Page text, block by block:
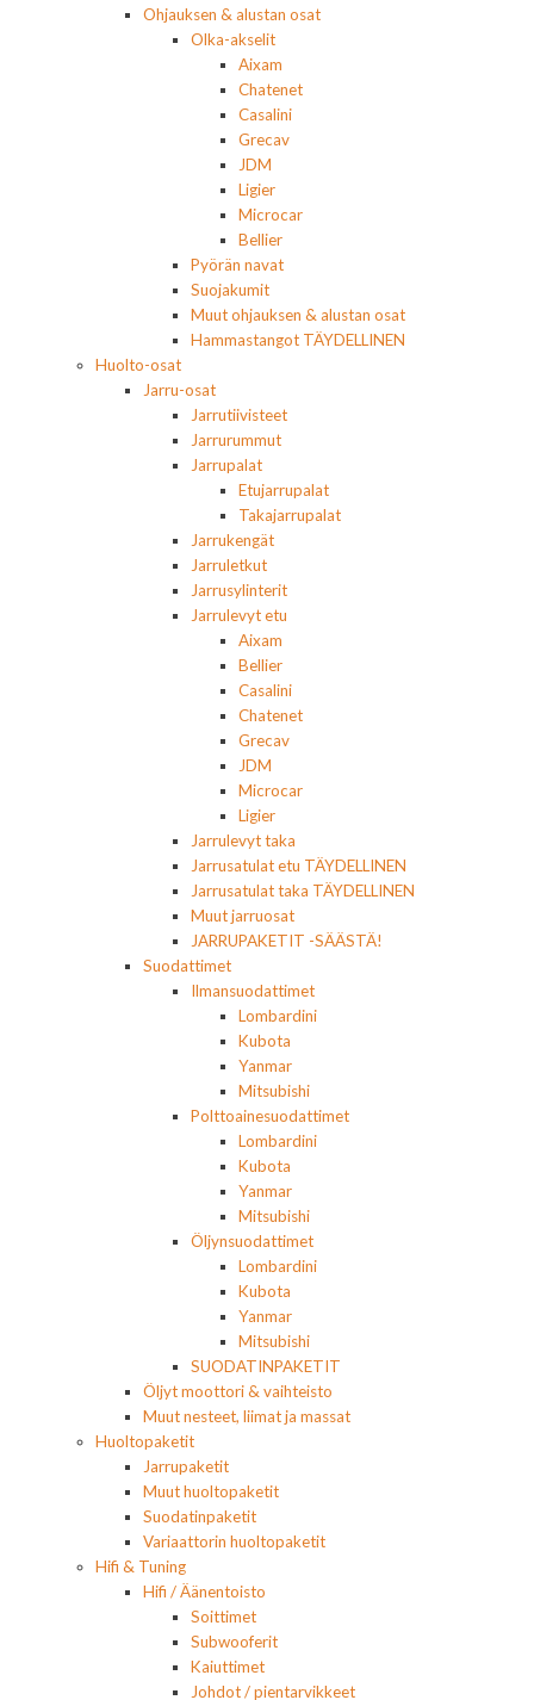
Ohjauksen & alustan osat
Olka-akselit
Aixam
Chatenet
Casalini
Grecav
JDM
Ligier
Microcar
Bellier
Pyörän navat
Suojakumit
Muut ohjauksen & alustan osat
Hammastangot TÄYDELLINEN
Huolto-osat
Jarru-osat
Jarrutiivisteet
Jarrurummut
Jarrupalat
Etujarrupalat
Takajarrupalat
Jarrukengät
Jarruletkut
Jarrusylinterit
Jarrulevyt etu
Aixam
Bellier
Casalini
Chatenet
Grecav
JDM
Microcar
Ligier
Jarrulevyt taka
Jarrusatulat etu TÄYDELLINEN
Jarrusatulat taka TÄYDELLINEN
Muut jarruosat
JARRUPAKETIT -SÄÄSTÄ!
Suodattimet
Ilmansuodattimet
Lombardini
Kubota
Yanmar
Mitsubishi
Polttoainesuodattimet
Lombardini
Kubota
Yanmar
Mitsubishi
Öljynsuodattimet
Lombardini
Kubota
Yanmar
Mitsubishi
SUODATINPAKETIT
Öljyt moottori & vaihteisto
Muut nesteet, liimat ja massat
Huoltopaketit
Jarrupaketit
Muut huoltopaketit
Suodatinpaketit
Variaattorin huoltopaketit
Hifi & Tuning
Hifi / Äänentoisto
Soittimet
Subwooferit
Kaiuttimet
Johdot / pientarvikkeet